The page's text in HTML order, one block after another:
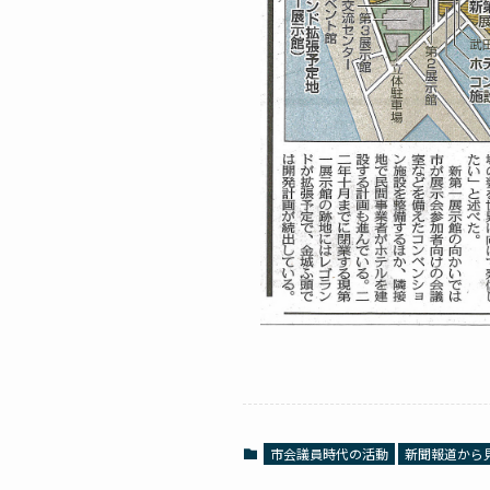
市会議員時代の活動 新聞報道から